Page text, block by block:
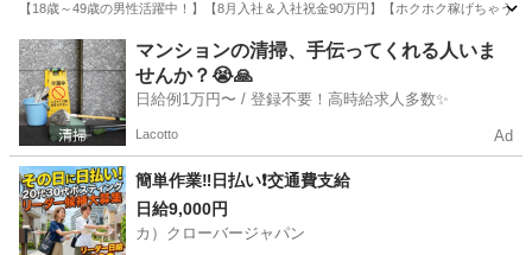
【18歳～49歳の男性活躍中！】【8月入社＆入社祝金90万円】【ホクホク稼げちゃ
福岡 北九州市 その他
マンションの清掃、手伝ってくれる人いま
せんか？😭🙏
日給例1万円〜 / 登録不要！高時給求人多数✨
Lacotto Ad
簡単作業‼️日払い❗️交通費支給
日給9,000円
カ）クローバージャパン